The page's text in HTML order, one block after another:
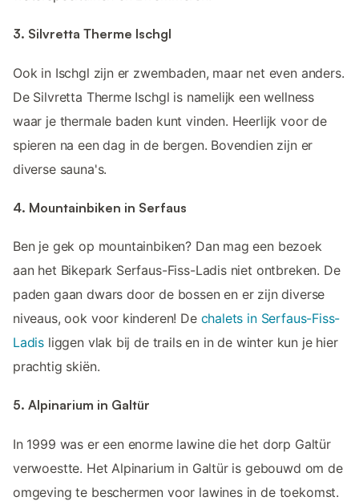
3. Silvretta Therme Ischgl
Ook in Ischgl zijn er zwembaden, maar net even anders.
De Silvretta Therme Ischgl is namelijk een wellness
waar je thermale baden kunt vinden. Heerlijk voor de
spieren na een dag in de bergen. Bovendien zijn er
diverse sauna's.
4. Mountainbiken in Serfaus
Ben je gek op mountainbiken? Dan mag een bezoek
aan het Bikepark Serfaus-Fiss-Ladis niet ontbreken. De
paden gaan dwars door de bossen en er zijn diverse
niveaus, ook voor kinderen! De chalets in Serfaus-Fiss-
Ladis liggen vlak bij de trails en in de winter kun je hier
prachtig skiën.
5. Alpinarium in Galtür
In 1999 was er een enorme lawine die het dorp Galtür
verwoestte. Het Alpinarium in Galtür is gebouwd om de
omgeving te beschermen voor lawines in de toekomst.